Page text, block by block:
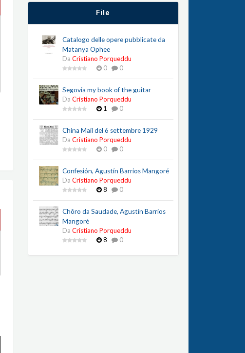
File
Catalogo delle opere pubblicate da
Matanya Ophee
Da Cristiano Porqueddu
0
0
Segovia my book of the guitar
Da Cristiano Porqueddu
1
0
China Mail del 6 settembre 1929
Da Cristiano Porqueddu
0
0
Confesión, Agustín Barrios Mangoré
Da Cristiano Porqueddu
8
0
Chôro da Saudade, Agustín Barrios
Mangoré
Da Cristiano Porqueddu
8
0